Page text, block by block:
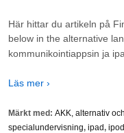
Här hittar du artikeln på
below in the alternative
kommunikointiappsin ja
Läs mer ›
Märkt med: AKK, alternativ
specialundervisning, ipad, ipod